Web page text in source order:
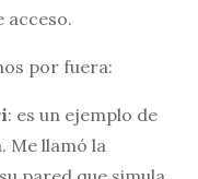
acceso.
por fuera:
: es un ejemplo de
Me llamó la